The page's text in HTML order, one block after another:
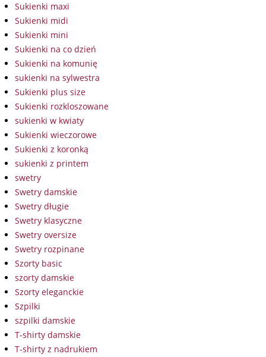
Sukienki maxi
Sukienki midi
Sukienki mini
Sukienki na co dzień
Sukienki na komunię
sukienki na sylwestra
Sukienki plus size
Sukienki rozkloszowane
sukienki w kwiaty
Sukienki wieczorowe
Sukienki z koronką
sukienki z printem
swetry
Swetry damskie
Swetry długie
Swetry klasyczne
Swetry oversize
Swetry rozpinane
Szorty basic
szorty damskie
Szorty eleganckie
Szpilki
szpilki damskie
T-shirty damskie
T-shirty z nadrukiem